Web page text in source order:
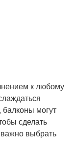
к любому
могут
сделать
выбрать